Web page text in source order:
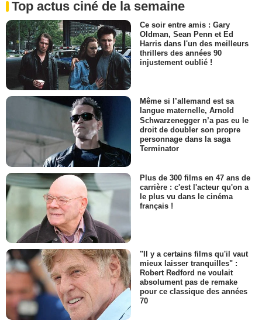
Top actus ciné de la semaine
Ce soir entre amis : Gary
Oldman, Sean Penn et Ed
Harris dans l'un des meilleurs
thrillers des années 90
injustement oublié !
Même si l’allemand est sa
langue maternelle, Arnold
Schwarzenegger n’a pas eu le
droit de doubler son propre
personnage dans la saga
Terminator
Plus de 300 films en 47 ans de
carrière : c'est l'acteur qu'on a
le plus vu dans le cinéma
français !
"Il y a certains films qu'il vaut
mieux laisser tranquilles" :
Robert Redford ne voulait
absolument pas de remake
pour ce classique des années
70